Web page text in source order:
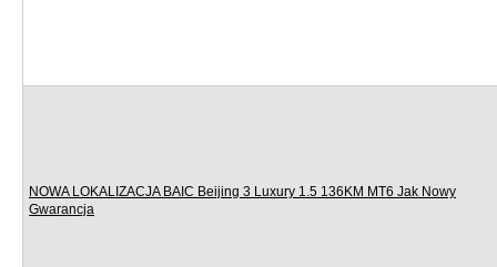
NOWA LOKALIZACJA BAIC Beijing 3 Luxury 1.5 136KM MT6 Jak Nowy
Gwarancja